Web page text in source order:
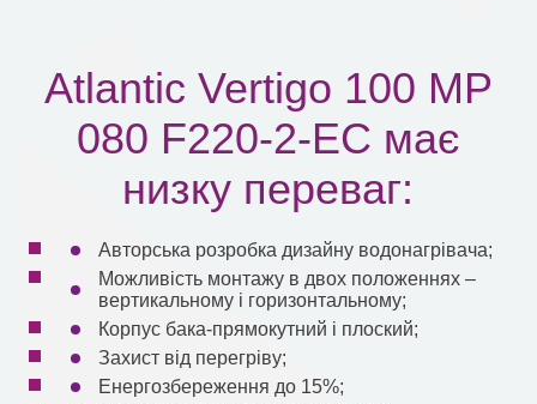
Atlantic Vertigo 100 MP
080 F220-2-EC має
низку переваг:
Авторська розробка дизайну водонагрівача;
Можливість монтажу в двох положеннях –
вертикальному і горизонтальному;
Корпус бака-прямокутний і плоский;
Захист від перегріву;
Енергозбереження до 15%;